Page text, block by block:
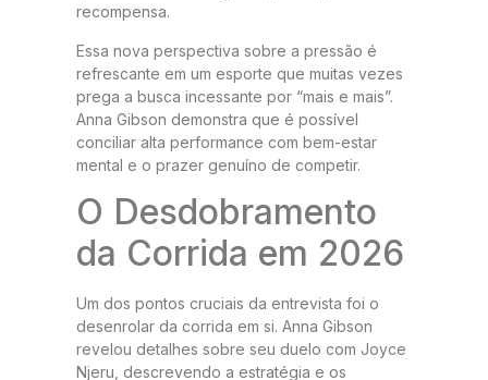
recompensa.
Essa nova perspectiva sobre a pressão é
refrescante em um esporte que muitas vezes
prega a busca incessante por “mais e mais”.
Anna Gibson demonstra que é possível
conciliar alta performance com bem-estar
mental e o prazer genuíno de competir.
O Desdobramento
da Corrida em 2026
Um dos pontos cruciais da entrevista foi o
desenrolar da corrida em si. Anna Gibson
revelou detalhes sobre seu duelo com Joyce
Njeru, descrevendo a estratégia e os